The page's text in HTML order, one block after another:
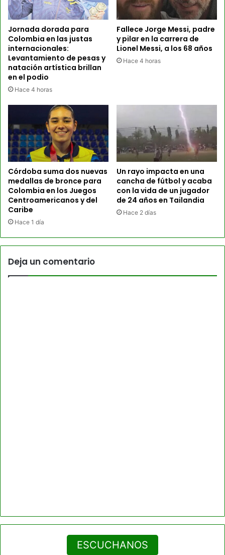
Jornada dorada para
Colombia en las justas
internacionales:
Levantamiento de pesas y
natación artística brillan
en el podio
Hace 4 horas
Fallece Jorge Messi, padre
y pilar en la carrera de
Lionel Messi, a los 68 años
Hace 4 horas
Córdoba suma dos nuevas
medallas de bronce para
Colombia en los Juegos
Centroamericanos y del
Caribe
Hace 1 día
Un rayo impacta en una
cancha de fútbol y acaba
con la vida de un jugador
de 24 años en Tailandia
Hace 2 días
Deja un comentario
ESCUCHANOS